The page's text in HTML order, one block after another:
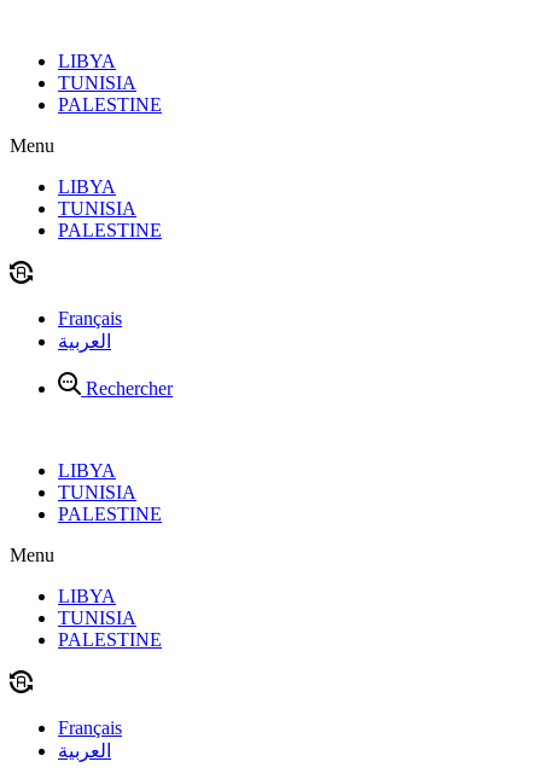
contenuLIBYA
TUNISIA
PALESTINE
Menu
LIBYA
TUNISIA
PALESTINE
Français
العربية
Rechercher
LIBYA
TUNISIA
PALESTINE
Menu
LIBYA
TUNISIA
PALESTINE
Français
العربية